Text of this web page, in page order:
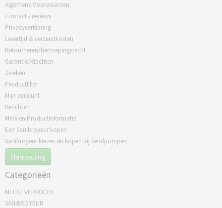
Algemene Voorwaarden
Contact - reviews
Privacyverklaring
Levertijd & verzendkosten
Retourneren/herroepingsrecht
Garantie/Klachten
Zoeken
Productfilter
Mijn account
Berichten
Merk en Productinformatie
Een Sanibroyeur kopen
Sanibroyeur kiezen en kopen bij Sendpompen
Herroeping
Categorieën
MEEST VERKOCHT
SANIBROYEUR